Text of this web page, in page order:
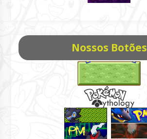
Nossos Botões